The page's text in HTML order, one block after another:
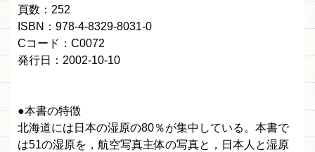
頁数：252
ISBN：978-4-8329-8031-0
Cコード：C0072
発行日：2002-10-10
●本書の特徴
北海道には日本の湿原の80％が集中している。本書で
は51の湿原を，航空写真主体の写真と，日本人と湿原